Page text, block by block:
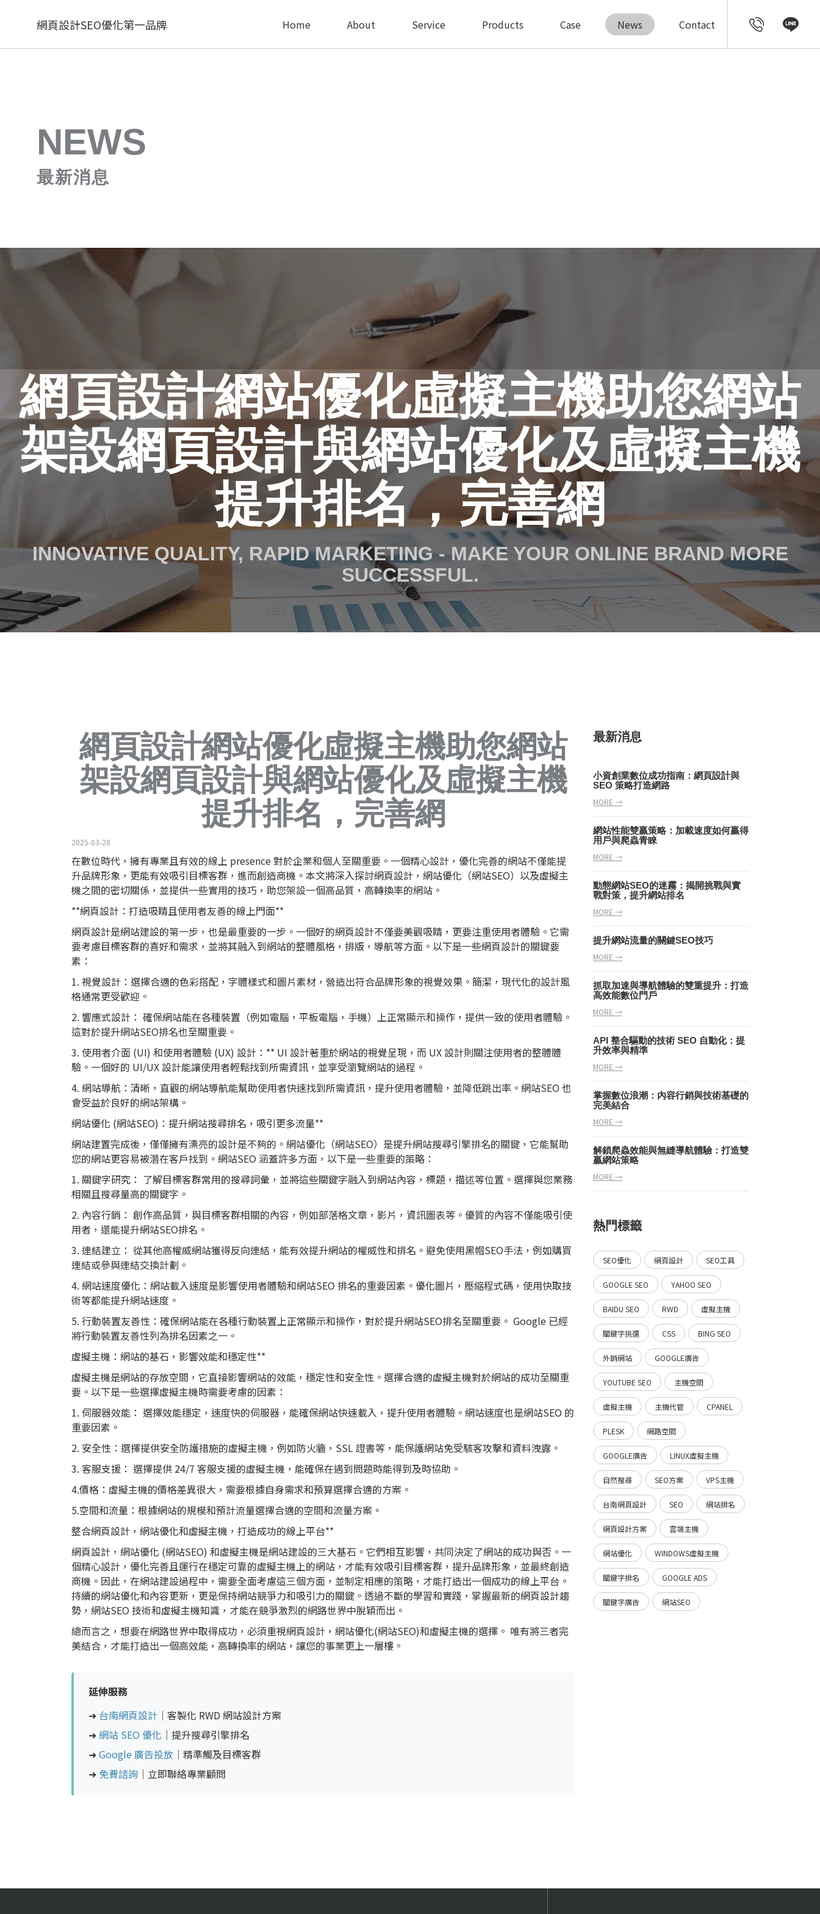
網頁設計SEO優化第一品牌 Home About Service Products Case News Contact
NEWS
最新消息
網頁設計網站優化虛擬主機助您網站
架設網頁設計與網站優化及虛擬主機
提升排名，完善網
INNOVATIVE QUALITY, RAPID MARKETING - MAKE YOUR ONLINE BRAND MORE
SUCCESSFUL.
網頁設計網站優化虛擬主機助您網站
架設網頁設計與網站優化及虛擬主機
提升排名，完善網
2025-03-28
在數位時代，擁有專業且有效的線上 presence 對於企業和個人至關重要。一個精心設計，優化完善的網站不僅能提
升品牌形象，更能有效吸引目標客群，進而創造商機。本文將深入探討網頁設計 ，網站優化（網站SEO）以及虛擬主
機之間的密切關係，並提供一些實用的技巧，助您架設一個高品質，高轉換率的網站。
**網頁設計：打造吸睛且使用者友善的線上門面**
網頁設計是網站建設的第一步，也是最重要的一步。一個好的網頁設計不僅要美觀吸睛，更要注重使用者體驗。它需
要考慮目標客群的喜好和需求，並將其融入到網站的整體風格，排版，導航等方面。以下是一些網頁設計的關鍵要
素：
1. 視覺設計：選擇合適的色彩搭配，字體樣式和圖片素材，營造出符合品牌形象的視覺效果。簡潔，現代化的設計風
格通常更受歡迎。
2. 響應式設計： 確保網站能在各種裝置（例如電腦，平板電腦，手機）上正常顯示和操作，提供一致的使用者體驗。
這對於提升網站SEO排名也至關重要。
3. 使用者介面 (UI) 和使用者體驗 (UX) 設計：** UI 設計著重於網站的視覺呈現，而 UX 設計則關注使用者的整體體
驗。一個好的 UI/UX 設計能讓使用者輕鬆找到所需資訊，並享受瀏覽網站的過程。
4. 網站導航：清晰，直觀的網站導航能幫助使用者快速找到所需資訊，提升使用者體驗，並降低跳出率。網站SEO 也
會受益於良好的網站架構。
網站優化 (網站SEO)：提升網站搜尋排名，吸引更多流量**
網站建置完成後，僅僅擁有漂亮的設計是不夠的。網站優化（網站SEO）是提升網站搜尋引擎排名的關鍵，它能幫助
您的網站更容易被潛在客戶找到。網站SEO 涵蓋許多方面，以下是一些重要的策略：
1. 關鍵字研究： 了解目標客群常用的搜尋詞彙，並將這些關鍵字融入到網站內容，標題，描述等位置。選擇與您業務
相關且搜尋量高的關鍵字。
2. 內容行銷： 創作高品質，與目標客群相關的內容，例如部落格文章，影片，資訊圖表等。優質的內容不僅能吸引使
用者，還能提升網站SEO排名。
3. 連結建立： 從其他高權威網站獲得反向連結，能有效提升網站的權威性和排名。避免使用黑帽SEO手法，例如購買
連結或參與連結交換計劃。
4. 網站速度優化：網站載入速度是影響使用者體驗和網站SEO 排名的重要因素。優化圖片，壓縮程式碼，使用快取技
術等都能提升網站速度。
5. 行動裝置友善性：確保網站能在各種行動裝置上正常顯示和操作，對於提升網站SEO排名至關重要。 Google 已經
將行動裝置友善性列為排名因素之一。
虛擬主機：網站的基石，影響效能和穩定性**
虛擬主機是網站的存放空間，它直接影響網站的效能，穩定性和安全性。選擇合適的虛擬主機對於網站的成功至關重
要。以下是一些選擇虛擬主機時需要考慮的因素：
1. 伺服器效能： 選擇效能穩定，速度快的伺服器，能確保網站快速載入，提升使用者體驗。網站速度也是網站SEO 的
重要因素。
2. 安全性：選擇提供安全防護措施的虛擬主機，例如防火牆，SSL 證書等，能保護網站免受駭客攻擊和資料洩露。
3. 客服支援： 選擇提供 24/7 客服支援的虛擬主機，能確保在遇到問題時能得到及時協助。
4.價格：虛擬主機的價格差異很大，需要根據自身需求和預算選擇合適的方案。
5.空間和流量：根據網站的規模和預計流量選擇合適的空間和流量方案。
整合網頁設計，網站優化和虛擬主機，打造成功的線上平台**
網頁設計，網站優化 (網站SEO) 和虛擬主機是網站建設的三大基石。它們相互影響，共同決定了網站的成功與否。一
個精心設計，優化完善且運行在穩定可靠的虛擬主機上的網站，才能有效吸引目標客群，提升品牌形象，並最終創造
商機。因此，在網站建設過程中，需要全面考慮這三個方面，並制定相應的策略，才能打造出一個成功的線上平台。
持續的網站優化和內容更新，更是保持網站競爭力和吸引力的關鍵。透過不斷的學習和實踐，掌握最新的網頁設計趨
勢，網站SEO 技術和虛擬主機知識，才能在競爭激烈的網路世界中脫穎而出。
總而言之，想要在網路世界中取得成功，必須重視網頁設計，網站優化(網站SEO)和虛擬主機的選擇。 唯有將三者完
美結合，才能打造出一個高效能，高轉換率的網站，讓您的事業更上一層樓。
延伸服務
➜ 台南網頁設計 ｜客製化 RWD 網站設計方案
➜ 網站 SEO 優化 ｜提升搜尋引擎排名
➜ Google 廣告投放 ｜精準觸及目標客群
➜ 免費諮詢 ｜立即聯絡專業顧問
最新消息
小資創業數位成功指南：網頁設計與
SEO 策略打造網路
MORE →
網站性能雙贏策略：加載速度如何贏得
用戶與爬蟲青睞
MORE →
動態網站SEO的迷霧：揭開挑戰與實
戰對策，提升網站排名
MORE →
提升網站流量的關鍵SEO技巧
MORE →
抓取加速與導航體驗的雙重提升：打造
高效能數位門戶
MORE →
API 整合驅動的技術 SEO 自動化：提
升效率與精準
MORE →
掌握數位浪潮：內容行銷與技術基礎的
完美結合
MORE →
解鎖爬蟲效能與無縫導航體驗：打造雙
贏網站策略
MORE →
熱門標籤
SEO優化 網頁設計 SEO工具
GOOGLE SEO YAHOO SEO
BAIDU SEO RWD 虛擬主機
關鍵字挑選 CSS BING SEO
外銷網站 GOOGLE廣告
YOUTUBE SEO 主機空間
虛擬主機 主機代管 CPANEL
PLESK 網路空間
GOOGLE廣告 LINUX虛擬主機
自然搜尋 SEO方案 VPS主機
台南網頁設計 SEO 網站排名
網頁設計方案 雲端主機
網站優化 WINDOWS虛擬主機
關鍵字排名 GOOGLE ADS
關鍵字廣告 網站SEO